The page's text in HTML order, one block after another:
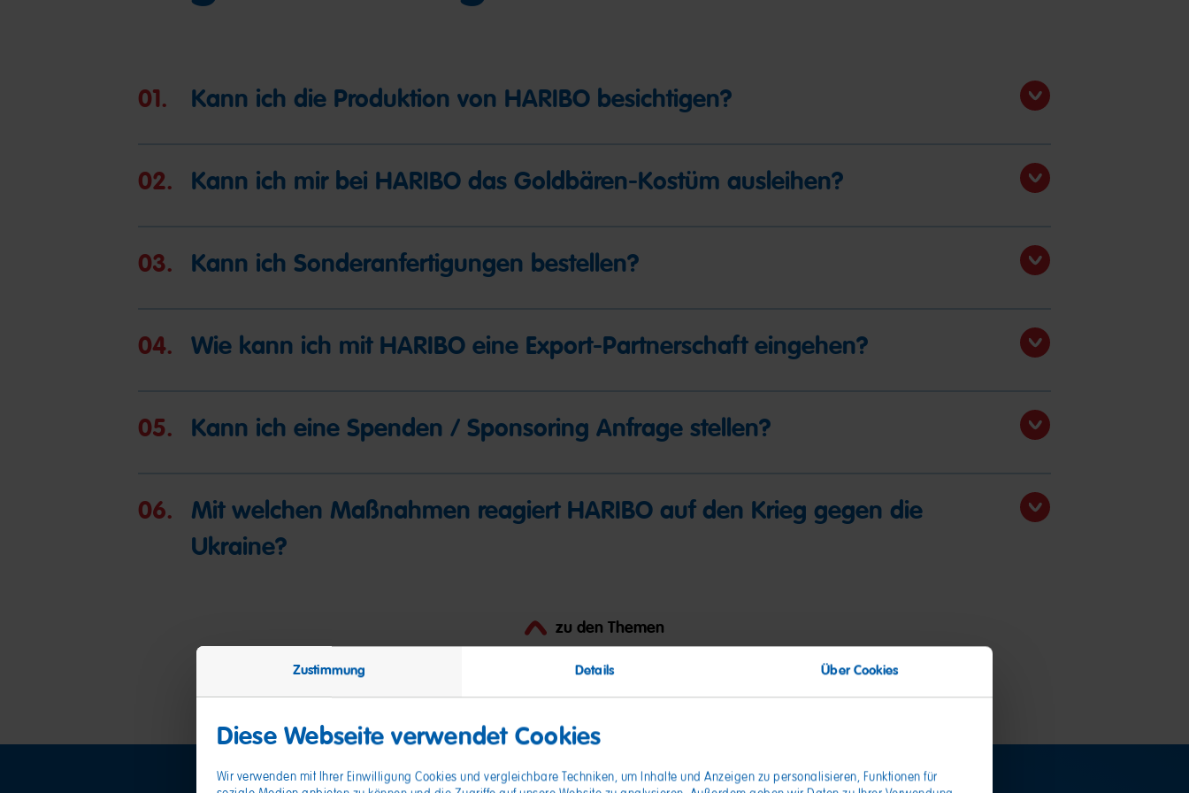
Zustimmung Details Über Cookies
Diese Webseite verwendet Cookies
Wir verwenden mit Ihrer Einwilligung Cookies und vergleichbare Techniken, um Inhalte und Anzeigen zu personalisieren, Funktionen für
01. Kann ich die Produktion von HARIBO besichtigen?
02. Kann ich mir bei HARIBO das Goldbären-Kostüm ausleihen?
03. Kann ich Sonderanfertigungen bestellen?
04. Wie kann ich mit HARIBO eine Export-Partnerschaft eingehen?
05. Kann ich eine Spenden / Sponsoring Anfrage stellen?
06.
Mit welchen Maßnahmen reagiert HARIBO auf den Krieg gegen die
Ukraine?
zu den Themen